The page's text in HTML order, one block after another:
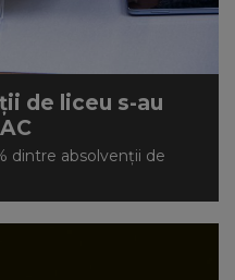
de liceu s-au
dintre absolvenții de